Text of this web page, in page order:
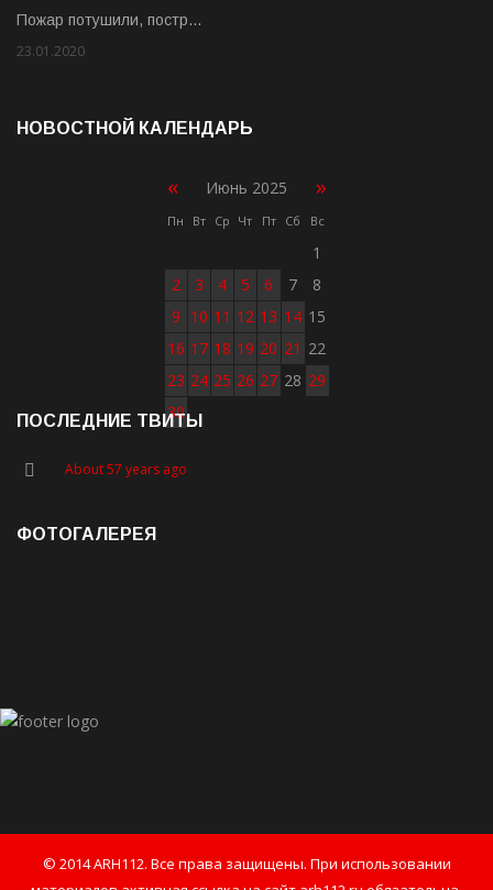
Пожар потушили, постр…
23.01.2020
НОВОСТНОЙ КАЛЕНДАРЬ
« Июнь 2025 »
Пн Вт Ср Чт Пт Сб Вс
1
2
3 4 5 6 7
8
9 10 11 12 13 14 15
16 17 18 19 20 21 22
23 24 25 26 27 28 29
30
ПОСЛЕДНИЕ ТВИТЫ
About 57 years ago
ФОТОГАЛЕРЕЯ
© 2014 ARH112. Все права защищены. При использовании